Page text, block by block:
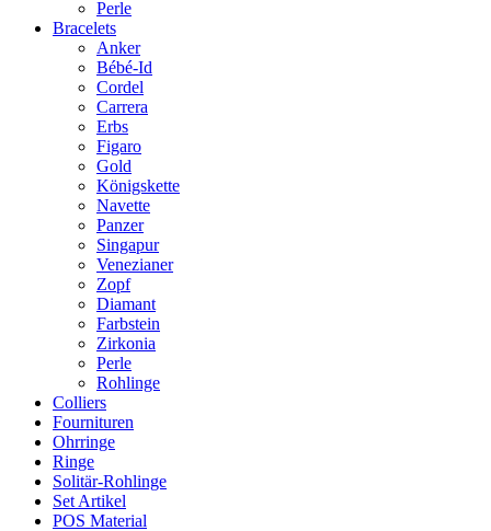
Perle
Bracelets
Anker
Bébé-Id
Cordel
Carrera
Erbs
Figaro
Gold
Königskette
Navette
Panzer
Singapur
Venezianer
Zopf
Diamant
Farbstein
Zirkonia
Perle
Rohlinge
Colliers
Fournituren
Ohrringe
Ringe
Solitär-Rohlinge
Set Artikel
POS Material